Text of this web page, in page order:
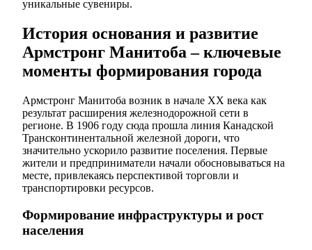
уникальные сувениры.
История основания и развитие
Армстронг Манитоба – ключевые
моменты формирования города
Армстронг Манитоба возник в начале XX века как
результат расширения железнодорожной сети в
регионе. В 1906 году сюда прошла линия Канадской
Трансконтинентальной железной дороги, что
значительно ускорило развитие поселения. Первые
жители и предприниматели начали обосновываться на
месте, привлекаясь перспективой торговли и
транспортировки ресурсов.
Формирование инфраструктуры и рост
населения